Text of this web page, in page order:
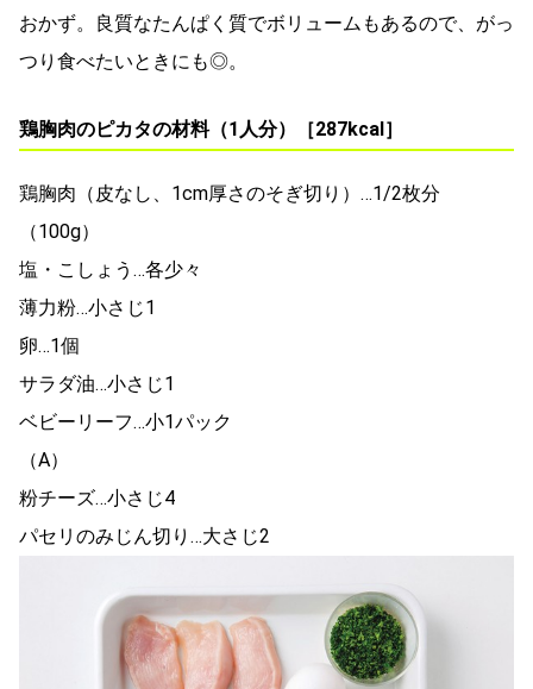
おかず。良質なたんぱく質でボリュームもあるので、がっ
つり食べたいときにも◎。
鶏胸肉のピカタの材料（1人分）［287kcal］
鶏胸肉（皮なし、1cm厚さのそぎ切り）…1/2枚分
（100g）
塩・こしょう…各少々
薄力粉…小さじ1
卵…1個
サラダ油…小さじ1
ベビーリーフ…小1パック
（A）
粉チーズ…小さじ4
パセリのみじん切り…大さじ2